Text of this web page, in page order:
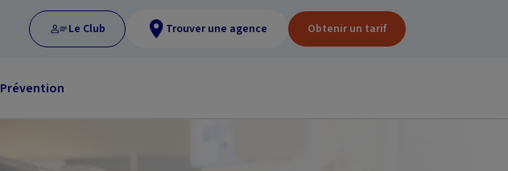
Le Club Trouver une agence Obtenir un tarif
Prévention